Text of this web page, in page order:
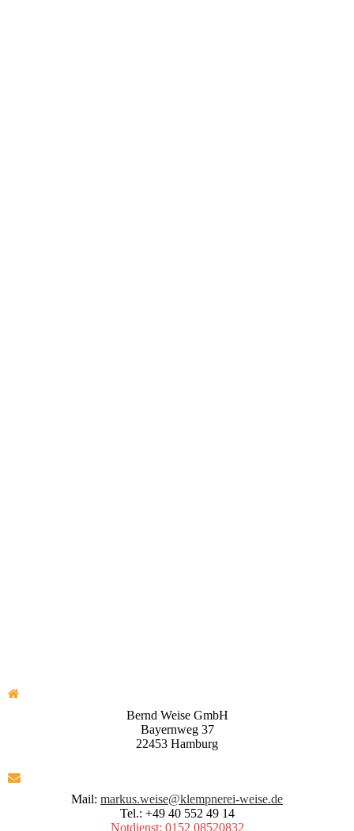
Bernd Weise GmbH
Bayernweg 37
22453 Hamburg
Mail: markus.weise@klempnerei-weise.de
Tel.: +49 40 552 49 14
Notdienst: 0152 08520832